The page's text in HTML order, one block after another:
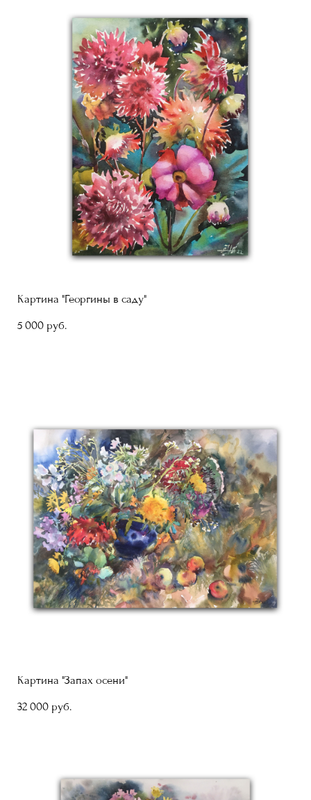
Картина "Георгины в саду"
5 000 pуб.
Картина "Запах осени"
32 000 pуб.